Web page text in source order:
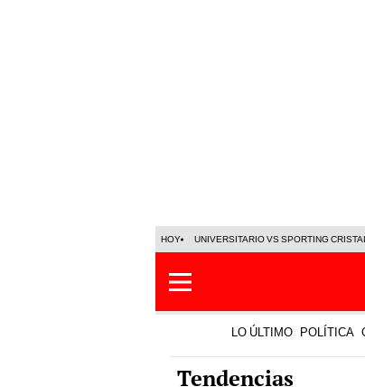
HOY UNIVERSITARIO VS SPORTING CRISTAL
LO ÚLTIMO POLÍTICA
Tendencias